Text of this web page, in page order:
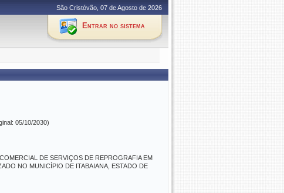
São Cristóvão, 07 de Agosto de 2026
Entrar no sistema
05/10/2030)
DE SERVIÇOS DE REPROGRAFIA EM
NO MUNICÍPIO DE ITABAIANA, ESTADO DE